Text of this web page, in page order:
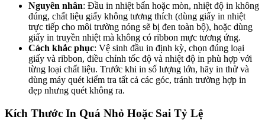
Nguyên nhân: Đầu in nhiệt bẩn hoặc mòn, nhiệt độ in không
đúng, chất liệu giấy không tương thích (dùng giấy in nhiệt
trực tiếp cho môi trường nóng sẽ bị đen toàn bộ), hoặc dùng
giấy in truyền nhiệt mà không có ribbon mực tương ứng.
Cách khắc phục: Vệ sinh đầu in định kỳ, chọn đúng loại
giấy và ribbon, điều chỉnh tốc độ và nhiệt độ in phù hợp với
từng loại chất liệu. Trước khi in số lượng lớn, hãy in thử và
dùng máy quét kiểm tra tất cả các góc, tránh trường hợp in
đẹp nhưng quét không ra.
Kích Thước In Quá Nhỏ Hoặc Sai Tỷ Lệ